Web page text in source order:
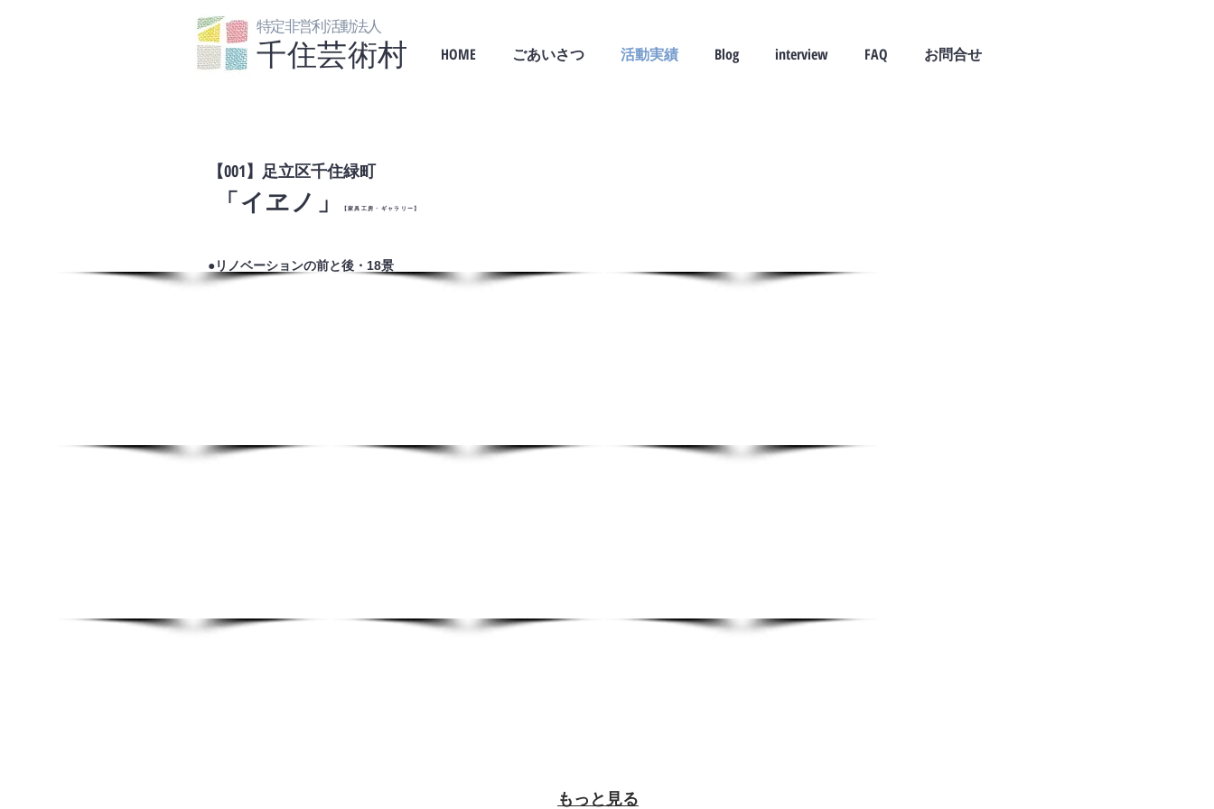
特定非営利活動法人
千住芸術村 HOME ごあいさつ 活動実績 Blog interview FAQ お問合せ
【001】足立区千住緑町
​ 「イヱノ」 【家具工房・ギャラリー】
​●リノベーションの前と後・18景
もっと見る